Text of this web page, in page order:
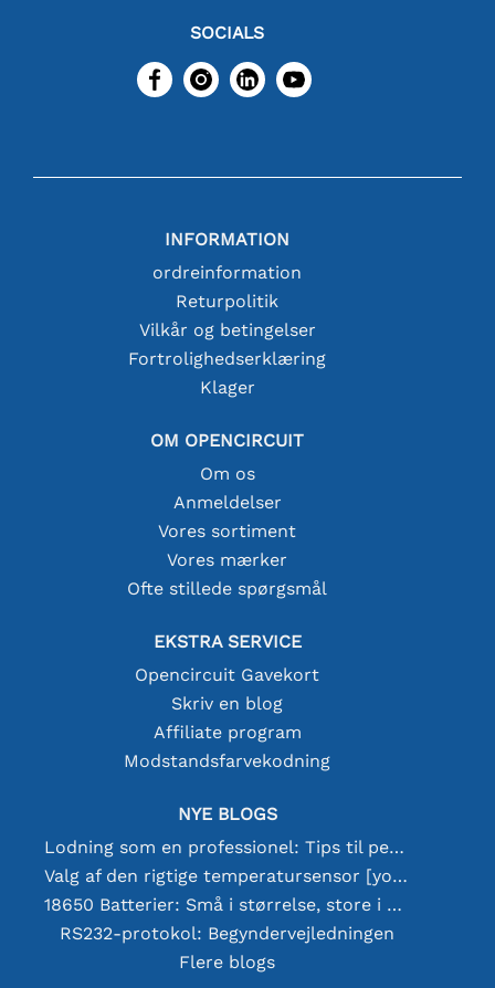
SOCIALS
INFORMATION
ordreinformation
Returpolitik
Vilkår og betingelser
Fortrolighedserklæring
Klager
OM OPENCIRCUIT
Om os
Anmeldelser
Vores sortiment
Vores mærker
Ofte stillede spørgsmål
EKSTRA SERVICE
Opencircuit Gavekort
Skriv en blog
Affiliate program
Modstandsfarvekodning
NYE BLOGS
Lodning som en professionel: Tips til perfekte elektroniske forbindelser
Valg af den rigtige temperatursensor [youtube]
18650 Batterier: Små i størrelse, store i ydeevne
RS232-protokol: Begyndervejledningen
Flere blogs